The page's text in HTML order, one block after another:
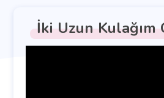
İki Uzun Kulağım